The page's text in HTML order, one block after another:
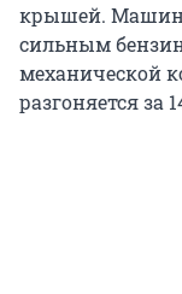
крышей.
сильным
механической
разгоняется за